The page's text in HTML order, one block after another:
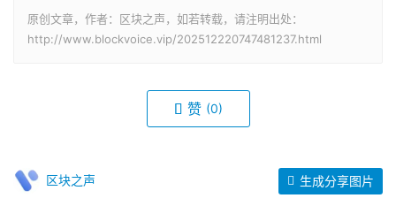
原创文章，作者：区块之声，如若转载，请注明出处：
http://www.blockvoice.vip/202512220747481237.html
赞 (0)
区块之声 生成分享图片